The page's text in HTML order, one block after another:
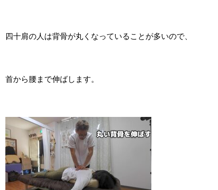
四十肩の人は背骨が丸くなっていることが多いので、
首から腰まで伸ばします。